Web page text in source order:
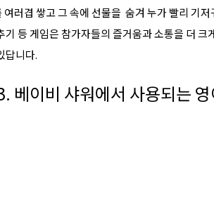
여러겹 쌓고 그 속에 선물을 숨겨 누가 빨리 기
등 게임은 참가자들의 즐거움과 소통을 더 크
답니다.
베이비 샤워에서 사용되는